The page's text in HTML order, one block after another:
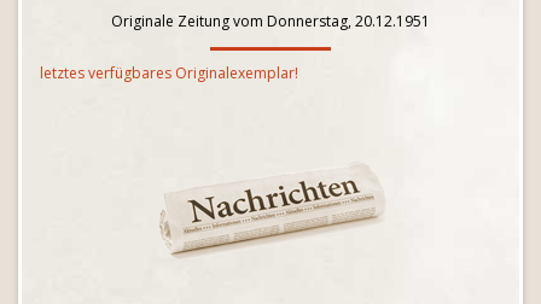
Originale Zeitung vom Donnerstag, 20.12.1951
letztes verfügbares Originalexemplar!